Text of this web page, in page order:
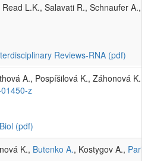
Read L.K., Salavati R., Schnaufer A.,
Reviews-RNA (pdf)
A., Pospíšilová K., Záhonová K.,
z
(pdf)
K., Butenko A., Kostygov A., Paris